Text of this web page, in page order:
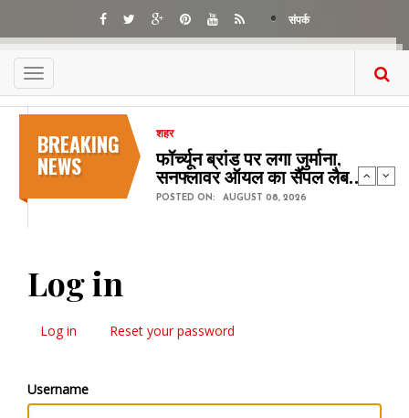
main
content
संपर्क
Toggle
navigation
BREAKING
NEWS
शहर
फॉर्च्यून ब्रांड पर लगा जुर्माना,
सनफ्लावर ऑयल का सैंपल लैब…
POSTED ON: AUGUST 08, 2026
Log in
tabs
Log in (activeReset your password
Username